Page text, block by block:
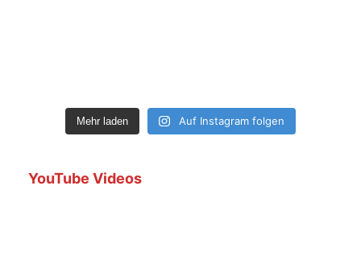
Mehr laden Auf Instagram folgen
YouTube Videos